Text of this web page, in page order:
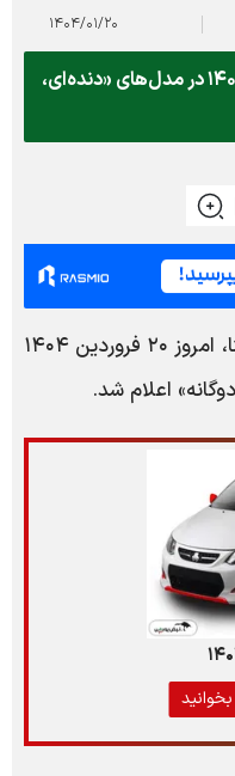
۱۴۰۴/۰۱/۲۰
قیمت ساینا، امروز ۲۰ فروردین ۱۴۰۴ در مدل‌های «دنده‌ای،
، قیمت ساینا، امروز ۲۰ فروردین ۱۴۰۴
اعلام شد.